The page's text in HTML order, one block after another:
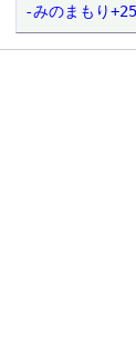
-みのまもり